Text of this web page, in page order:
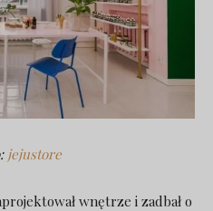
jejustore
wnętrze i zadbał o